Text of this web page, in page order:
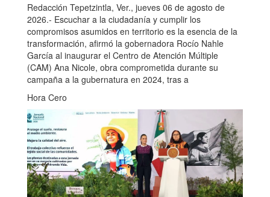
Redacción Tepetzintla, Ver., jueves 06 de agosto de
2026.- Escuchar a la ciudadanía y cumplir los
compromisos asumidos en territorio es la esencia de la
transformación, afirmó la gobernadora Rocío Nahle
García al inaugurar el Centro de Atención Múltiple
(CAM) Ana Nicole, obra comprometida durante su
campaña a la gubernatura en 2024, tras a
Hora Cero